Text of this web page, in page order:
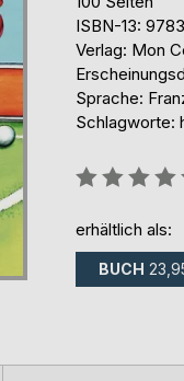
ISBN-13:
Verlag: Mon
Sprache:
Schlagworte:
Bewertung::
erhältlich als:
BUCH